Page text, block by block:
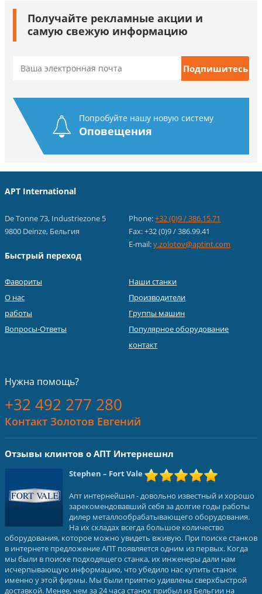
Получайте рекламные акции и
самую свежую информацию
Попробуйте нашу новую систему
Оповещения
APT International
De Tonne 73, Industriezone 5
9800 Deinze, Бельгия
Phone:+32 (0)9 / 386.15.71
Fax: +32 (0)9 / 386.99.41
E-mail:y.zolotov@aptint.com
Быстрый переход
Фавориты
О нас
работы
Вопросы-Ответы
Наши станки
Производители
Группы машин
Популярное оборудование
контакт
Нужна помощь?
+32 492 277 280
Контакт Золотов Евгений
Отзывы клинтов о АПТ Интернешнл
Stephen – Fort Vale
Апт интернейшнл - довольно известный и хорошо
зарекомендовавший себя за долгие годы работы
дилер металлообрабатывающего оборудования.
На их складах всегда большое количество
оборудования, которое можно увидеть вживую. При поиске станков
в интернете предложение АПТ появляется одним из первых. Когда
мы были в поиске подходящего станка, их инженеры дали нам
исчерпывающую информацию, что убедило нас купить станок
именно у этой фирмы. Мы были приятно удивлены сверхбыстрой
доставкой. Менее, чем за 24 часа станок прибыл из Бельгии на